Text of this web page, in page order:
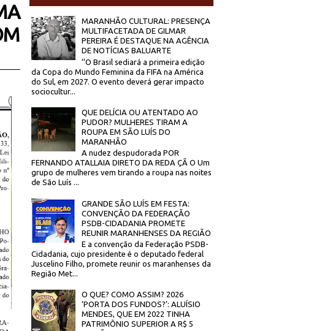
MARANHÃO CULTURAL: PRESENÇA
MULTIFACETADA DE GILMAR
PEREIRA É DESTAQUE NA AGÊNCIA
DE NOTÍCIAS BALUARTE
‘’O Brasil sediará a primeira edição
da Copa do Mundo Feminina da FIFA na América
do Sul, em 2027. O evento deverá gerar impacto
sociocultur...
QUE DELÍCIA OU ATENTADO AO
PUDOR? MULHERES TIRAM A
ROUPA EM SÃO LUÍS DO
MARANHÃO
A nudez despudorada POR
FERNANDO ATALLAIA DIRETO DA REDA ÇÃ O Um
grupo de mulheres vem tirando a roupa nas noites
de São Luís ...
GRANDE SÃO LUÍS EM FESTA:
CONVENÇÃO DA FEDERAÇÃO
PSDB-CIDADANIA PROMETE
REUNIR MARANHENSES DA REGIÃO
E a convenção da Federação PSDB-
Cidadania, cujo presidente é o deputado federal
Juscelino Filho, promete reunir os maranhenses da
Região Met...
O QUE? COMO ASSIM? 2026
‘PORTA DOS FUNDOS?’: ALUÍSIO
MENDES, QUE EM 2022 TINHA
PATRIMÔNIO SUPERIOR A R$ 5